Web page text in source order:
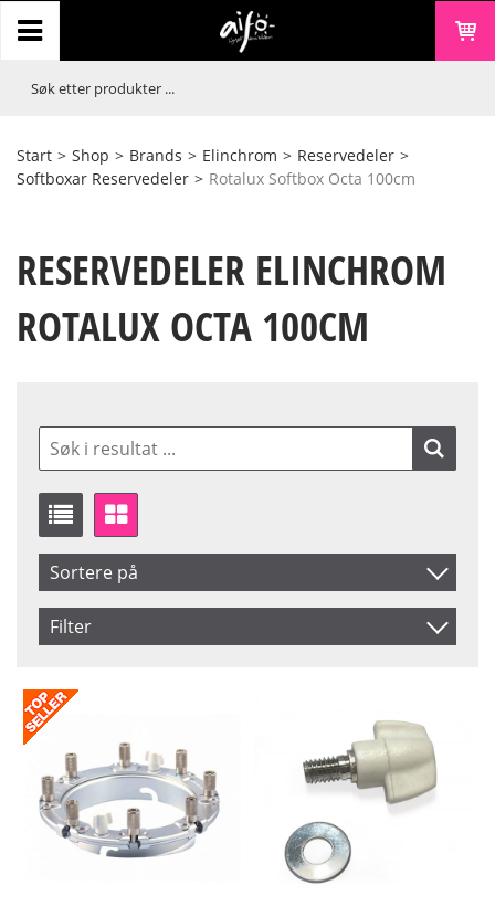
Start > Shop > Brands > Elinchrom > Reservedeler >
Softboxar Reservedeler > Rotalux Softbox Octa 100cm
RESERVEDELER ELINCHROM
ROTALUX OCTA 100CM
Sortere på
Artikelkod
Filter
Pris
På lager